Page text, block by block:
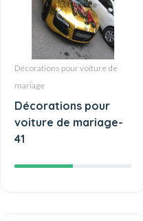
Décorations pour voiture de
mariage
Décorations pour
voiture de mariage-
41